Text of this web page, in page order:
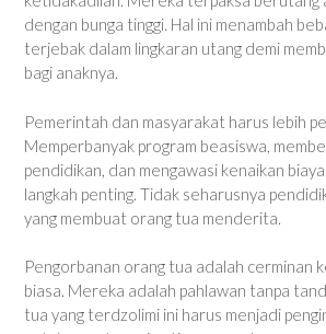
dengan bunga tinggi. Hal ini menambah
terjebak dalam lingkaran utang demi
bagi anaknya.
Pemerintah dan masyarakat harus lebih
Memperbanyak program beasiswa,
pendidikan, dan mengawasi kenaikan
langkah penting. Tidak seharusnya
yang membuat orang tua menderita.
Pengorbanan orang tua adalah cerminan
biasa. Mereka adalah pahlawan tanpa
tua yang terdzolimi ini harus menjadi